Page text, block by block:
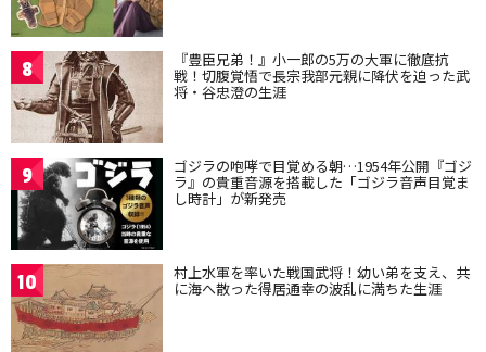
8 『豊臣兄弟！』小一郎の5万の大軍に徹底抗
戦！切腹覚悟で長宗我部元親に降伏を迫った武
将・谷忠澄の生涯
9 ゴジラの咆哮で目覚める朝…1954年公開『ゴジ
ラ』の貴重音源を搭載した「ゴジラ音声目覚ま
し時計」が新発売
10 村上水軍を率いた戦国武将！幼い弟を支え、共
に海へ散った得居通幸の波乱に満ちた生涯